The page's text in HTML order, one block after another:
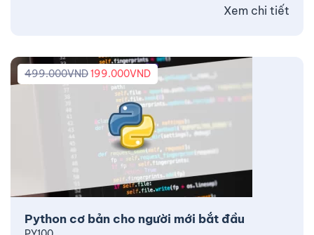
Xem chi tiết
Python cơ bản cho người mới bắt đầu
499.000VND199.000VND